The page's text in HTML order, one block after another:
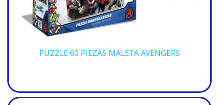
PUZZLE 60 PIEZAS MALETA AVENGERS